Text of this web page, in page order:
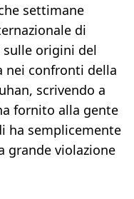
settimane
di
origini del
nei confronti della
scrivendo a
fornito alla gente
ha semplicemente
grande violazione